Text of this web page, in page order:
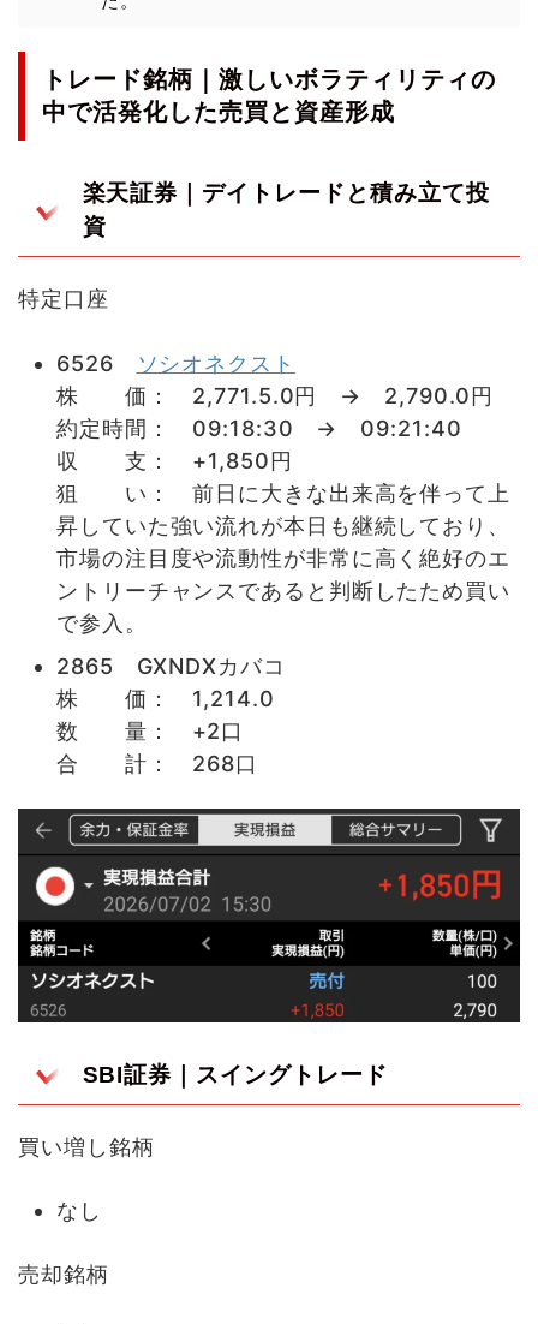
トレード銘柄｜激しいボラティリティの
中で活発化した売買と資産形成
楽天証券｜デイトレードと積み立て投
資
特定口座
6526
ソシオネクスト
株 価： 2,771.5.0円 → 2,790.0円
約定時間： 09:18:30 → 09:21:40
収 支： +1,850円
狙 い： 前日に大きな出来高を伴って上
昇していた強い流れが本日も継続しており、
市場の注目度や流動性が非常に高く絶好のエ
ントリーチャンスであると判断したため買い
で参入。
2865 GXNDXカバコ
株 価： 1,214.0
数 量： +2口
合 計： 268口
SBI証券｜スイングトレード
買い増し銘柄
なし
売却銘柄